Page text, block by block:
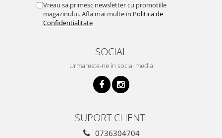
Vreau sa primesc newsletter cu promotiile
magazinului. Afla mai multe in Politica de
Confidentialitate
SOCIAL
Urmareste-ne in social media
SUPORT CLIENTI
0736304704